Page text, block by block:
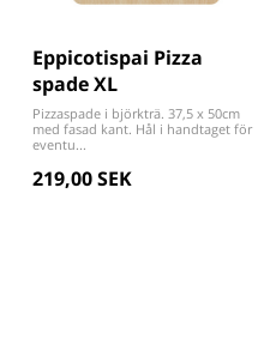
Eppicotispai Pizza
spade XL
Pizzaspade i björkträ. 37,5 x 50cm
med fasad kant. Hål i handtaget för
eventu...
219,00 SEK